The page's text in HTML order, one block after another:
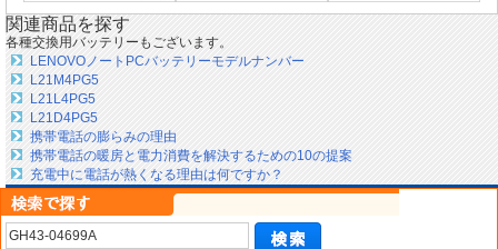
関連商品を探す
各種交換用バッテリーもございます。
LENOVOノートPCバッテリーモデルナンバー
L21M4PG5
L21L4PG5
L21D4PG5
携帯電話の膨らみの理由
携帯電話の暖房と電力消費を解決するための10の提案
充電中に電話が熱くなる理由は何ですか？